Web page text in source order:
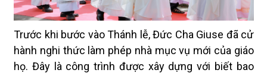
Trước khi bước vào Thánh lễ, Đức Cha Giuse đã cử
hành nghi thức làm phép nhà mục vụ mới của giáo
họ. Đây là công trình được xây dựng với biết bao